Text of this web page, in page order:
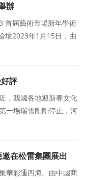
辦
屆藝術市場新年學術
壇2023年1月15日，由
評
，我國各地迎新春文化
一場瑞雪剛剛停止，河
在松雷集團展出
華彩通四海。由中國商